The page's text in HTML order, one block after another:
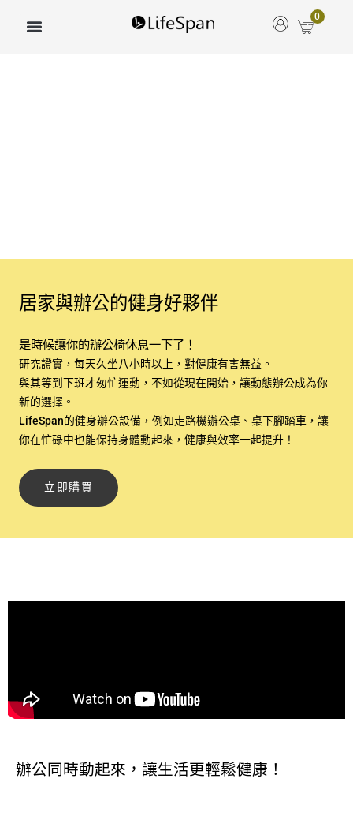
0
居家與辦公的健身好夥伴
是時候讓你的辦公椅休息一下了！
研究證實，每天久坐八小時以上，對健康有害無益。
與其等到下班才匆忙運動，不如從現在開始，讓動態辦公成為你
新的選擇。
LifeSpan的健身辦公設備，例如走路機辦公桌、桌下腳踏車，讓
你在忙碌中也能保持身體動起來，健康與效率一起提升！
立即購買
辦公同時動起來，讓生活更輕鬆健康！